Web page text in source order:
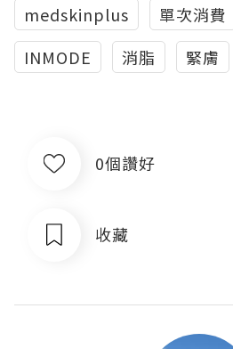
medskinplus 單次消費
INMODE
消脂 緊膚
0個讚好
收藏